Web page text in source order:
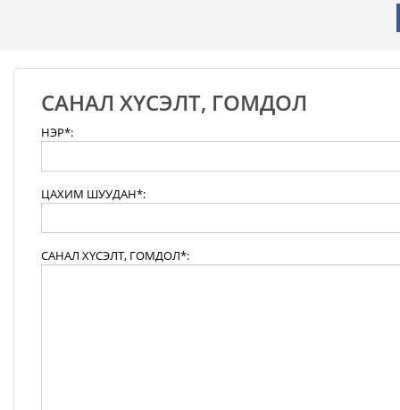
САНАЛ ХҮСЭЛТ, ГОМДОЛ
НЭР*:
ЦАХИМ ШУУДАН*:
САНАЛ ХҮСЭЛТ, ГОМДОЛ*: